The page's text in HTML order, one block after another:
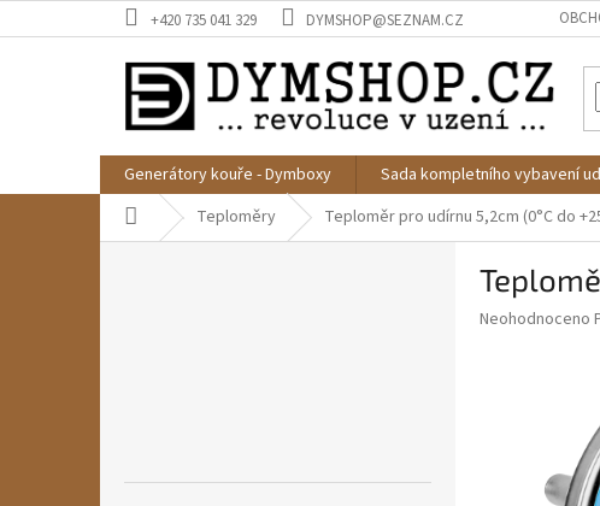
na
+420 735 041 329 DYMSHOP@SEZNAM.CZ
Generátory kouře - Dymboxy Sada kompletního vybavení
Domů Teploměry Teploměr pro udírnu 5,2cm (0°C do
Průměrné
hvězdiček.
Neohodnoceno